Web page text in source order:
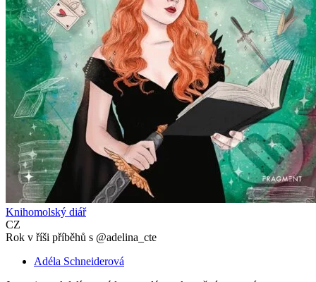
Knihomolský diář
CZ
Rok v říši příběhů s @adelina_cte
Adéla Schneiderová